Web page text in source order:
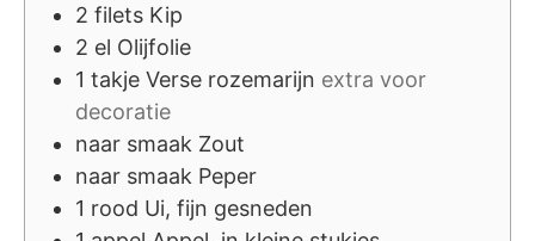
2 filets Kip
2 el Olijfolie
1 takje Verse rozemarijn extra voor
decoratie
naar smaak Zout
naar smaak Peper
1 rood Ui, fijn gesneden